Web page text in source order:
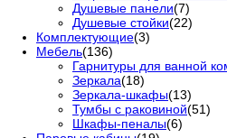
Душевые панели(7)
Душевые стойки(22)
Комплектующие(3)
Мебель(136)
Гарнитуры для ванной
Зеркала(18)
Зеркала-шкафы(13)
Тумбы с раковиной(51)
Шкафы-пеналы(6)